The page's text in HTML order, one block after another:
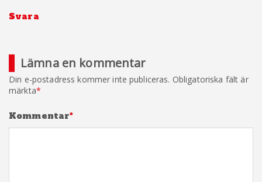
Svara
Lämna en kommentar
Din e-postadress kommer inte publiceras. Obligatoriska fält är
märkta*
Kommentar*